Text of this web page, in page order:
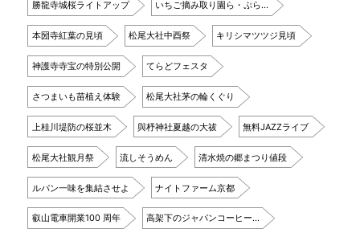
勝龍寺城桜ライトアップ いちご摘み取り園ら・ぷら…
本圀寺紅葉の見頃 松尾大社中酉祭 キリシマツツジ見頃
神護寺寺宝の特別公開 てらどフェスタ
さつまいも苗植え体験 松尾大社茅の輪くぐり
上桂川堤防の桜並木 與杼神社夏越の大祓 無料JAZZライブ
松尾大社観月祭 流しそうめん 清水焼の郷まつり値段
ルパン一味を集結させよ ナイトファーム京都
叡山電車開業100 周年 高架下のジャパンコーヒー…